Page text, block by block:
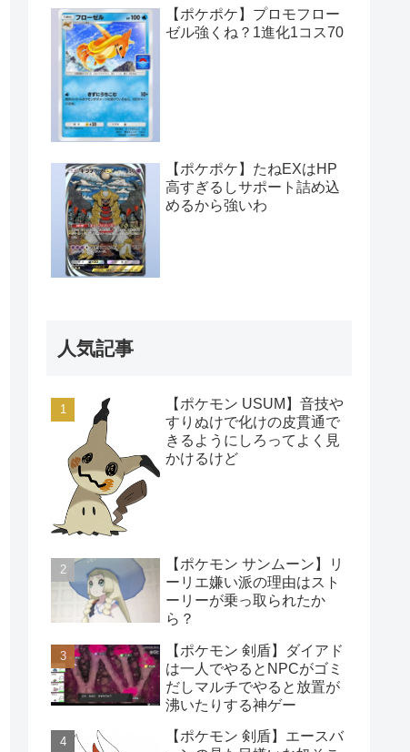
【ポケポケ】プロモフロー
ゼル強くね？1進化1コス70
【ポケポケ】たねEXはHP
高すぎるしサポート詰め込
めるから強いわ
人気記事
【ポケモン USUM】音技や
すりぬけで化けの皮貫通で
きるようにしろってよく見
かけるけど
【ポケモン サンムーン】リ
ーリエ嫌い派の理由はスト
ーリーが乗っ取られたか
ら？
【ポケモン 剣盾】ダイアド
は一人でやるとNPCがゴミ
だしマルチでやると放置が
沸いたりする神ゲー
【ポケモン 剣盾】エースバ